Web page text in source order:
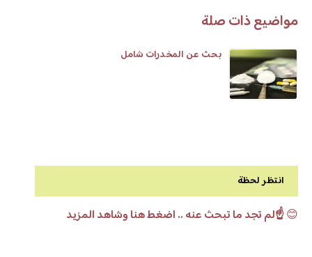
مواضيع ذات صلة
بحث عن المخدرات شامل
انتظر لحظة
😊☝️لم تجد ما تبحث عنه .. اضغط هنا وشاهد المزيد